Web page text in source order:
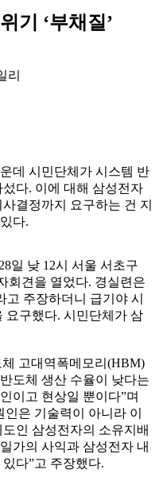
기 ‘부채질’
리
데 시민단체가 시스템 반
다. 이에 대해 삼성전자
결정까지 요구하는 건 지
다.
일 낮 12시 서울 서초구
회견을 열었다. 경실련은
고 주장하더니 급기야 시
요구했다. 시민단체가 삼
고대역폭메모리(HBM)
도체 생산 수율이 낮다는
이고 현상일 뿐이다”며
은 기술력이 아니라 이
인 삼성전자의 소유지배
가의 사익과 삼성전자 내
다”고 주장했다.